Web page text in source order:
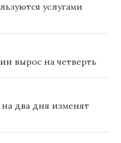
услугами
вырос на четверть
два дня изменят